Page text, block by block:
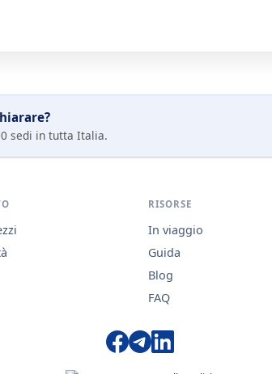
sedi in tutta Italia.
RISORSE
In viaggio
Guida
Blog
FAQ